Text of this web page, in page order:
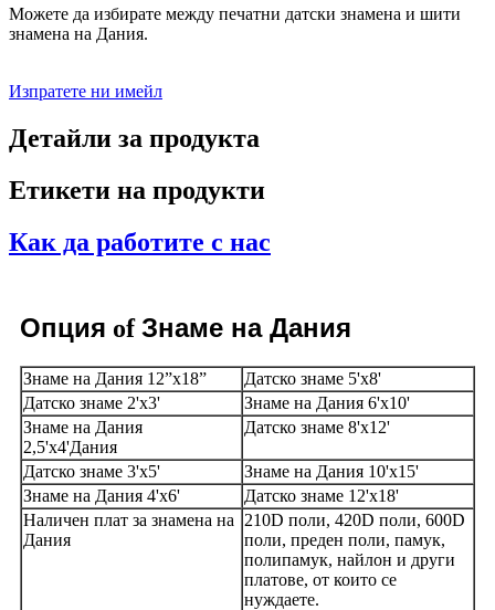
Можете да избирате между печатни датски знамена и шити
знамена на Дания.
Изпратете ни имейл
Детайли за продукта
Етикети на продукти
Как да работите с нас
Опция ofЗнаме на Дания
Знаме на Дания 12”x18”
Датско знаме 5'x8'
Датско знаме 2'x3'
Знаме на Дания 6'x10'
Знаме на Дания
2,5'x4'Дания
Датско знаме 8'x12'
Датско знаме 3'x5'
Знаме на Дания 10'x15'
Знаме на Дания 4'x6'
Датско знаме 12'x18'
Наличен плат за знамена на
Дания
210D поли, 420D поли, 600D
поли, преден поли, памук,
полипамук, найлон и други
платове, от които се
нуждаете.